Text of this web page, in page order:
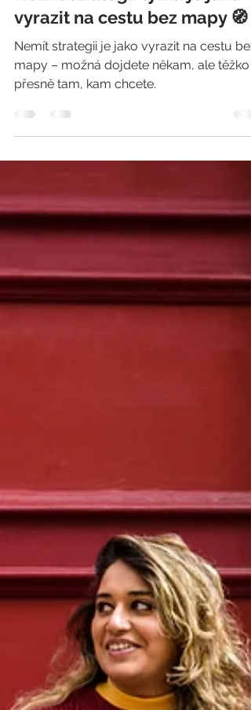
Nemít strategii týmu je jako
vyrazit na cestu bez mapy 🧭
Nemít strategii je jako vyrazit na cestu bez
přesně tam, kam chcete.